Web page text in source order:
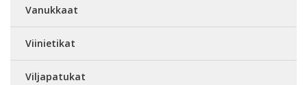
Vanukkaat
Viinietikat
Viljapatukat